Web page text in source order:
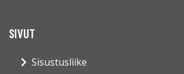
SIVUT
Sisustusliike